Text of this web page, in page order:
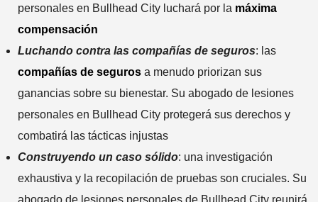
personales en Bullhead City luchará por la máxima
compensación
Luchando contra las compañías de seguros: las
compañías de segurosa menudo priorizan sus
ganancias sobre su bienestar. Su abogado de lesiones
personales en Bullhead City protegerá sus derechos y
combatirá las tácticas injustas
Construyendo un caso sólido: una investigación
exhaustiva y la recopilación de pruebas son cruciales. Su
abogado de lesiones personales de Bullhead City reunirá